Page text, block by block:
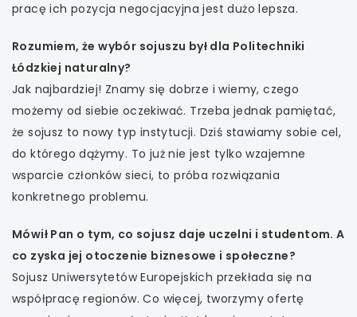
pracę ich pozycja negocjacyjna jest dużo lepsza.
Rozumiem, że wybór sojuszu był dla Politechniki
Łódzkiej naturalny?
Jak najbardziej! Znamy się dobrze i wiemy, czego
możemy od siebie oczekiwać. Trzeba jednak pamiętać,
że sojusz to nowy typ instytucji. Dziś stawiamy sobie cel,
do którego dążymy. To już nie jest tylko wzajemne
wsparcie członków sieci, to próba rozwiązania
konkretnego problemu.
Mówił Pan o tym, co sojusz daje uczelni i studentom. A
co zyska jej otoczenie biznesowe i społeczne?
Sojusz Uniwersytetów Europejskich przekłada się na
współpracę regionów. Co więcej, tworzymy ofertę